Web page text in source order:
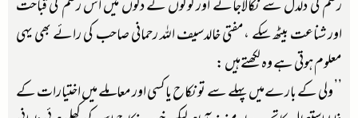
رسم کی دلدل سے نکالاجائے اور لوگوں کے دلوں میں اس رسم کی قباحت
اور شناعت بیٹھ سکے ،مفتی خالدسیف اللہ رحمانی صاحب کی رائے بھی یہی
معلوم ہوتی ہے وہ لکھتےہیں :
’’ ولی کے بارےمیں پہلے سے تونکاح یاکسی اور معاملے میں اختیارات کے